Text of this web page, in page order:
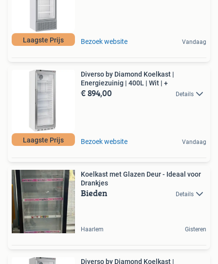
Laagste Prijs Bezoek website Vandaag
Laagste Prijs
Diverso by Diamond Koelkast |
Energiezuinig | 400L | Wit | +
€ 894,00 Details
Bezoek website Vandaag
Koelkast met Glazen Deur - Ideaal voor
Drankjes
Bieden Details
Haarlem Gisteren
Diverso by Diamond Koelkast |